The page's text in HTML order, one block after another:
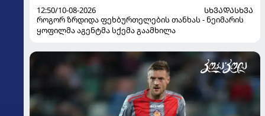
12:50/10-08-2026
ᲡᲮᲕᲐᲓᲐᲡᲮᲕᲐ
როგორ ზრდიდა ფეხბურთელების თანხას - ნეიმარის
ყოფილმა აგენტმა სქემა გაამხილა